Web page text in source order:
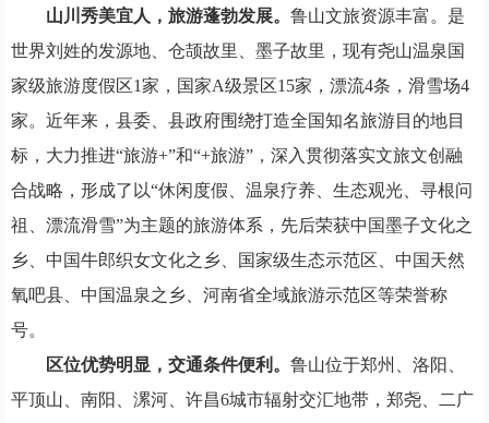
山川秀美宜人，旅游蓬勃发展。 鲁山文旅资源丰富。是
世界刘姓的发源地、仓颉故里、墨子故里，现有尧山温泉国
家级旅游度假区1家，国家A级景区15家，漂流4条，滑雪场4
家。近年来，县委、县政府围绕打造全国知名旅游目的地目
标，大力推进“旅游+”和“+旅游”，深入贯彻落实文旅文创融
合战略，形成了以“休闲度假、温泉疗养、生态观光、寻根问
祖、漂流滑雪”为主题的旅游体系，先后荣获中国墨子文化之
乡、中国牛郎织女文化之乡、国家级生态示范区、中国天然
氧吧县、中国温泉之乡、河南省全域旅游示范区等荣誉称
号。
区位优势明显，交通条件便利。 鲁山位于郑州、洛阳、
平顶山、南阳、漯河、许昌6城市辐射交汇地带， 郑尧、二广